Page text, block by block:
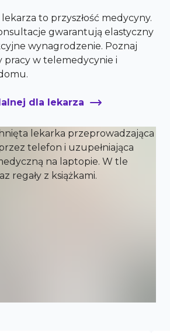
to przyszłość medycyny.
gwarantują elastyczny
wynagrodzenie. Poznaj
pracy w telemedycynie i
dla lekarza